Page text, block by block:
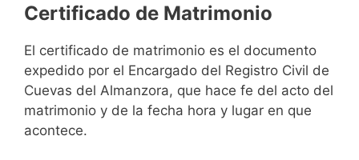
Certificado de Matrimonio
El certificado de matrimonio es el documento
expedido por el Encargado del Registro Civil de
Cuevas del Almanzora, que hace fe del acto del
matrimonio y de la fecha hora y lugar en que
acontece.